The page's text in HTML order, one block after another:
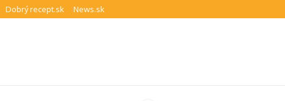
Dobrý recept.sk News.sk